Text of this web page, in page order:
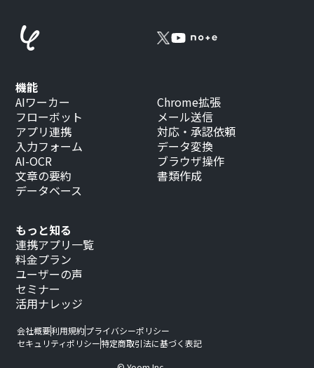
もっと知る
連携アプリ一覧
料金プラン
ユーザーの声
セミナー
活用ナレッジ
機能
AIワーカー
フローボット
アプリ連携
入力フォーム
AI-OCR
文章の要約
データベース
Chrome拡張
メール送信
対応・承認依頼
データ変換
ブラウザ操作
書類作成
会社概要利用規約プライバシーポリシー
セキュリティポリシー特定商取引法に基づく表記